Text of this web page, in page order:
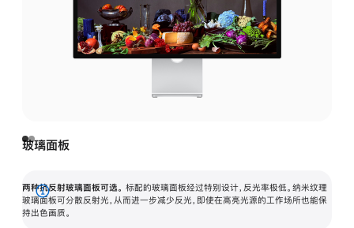
玻璃面板
两种抗反射玻璃面板可选。 标配的玻璃面板经过特别设计，反光率极低。纳米纹理
玻璃面板可分散反射光，从而进一步减少反光，即使在高亮光源的工作场所也能保
持出色画质。
展
开